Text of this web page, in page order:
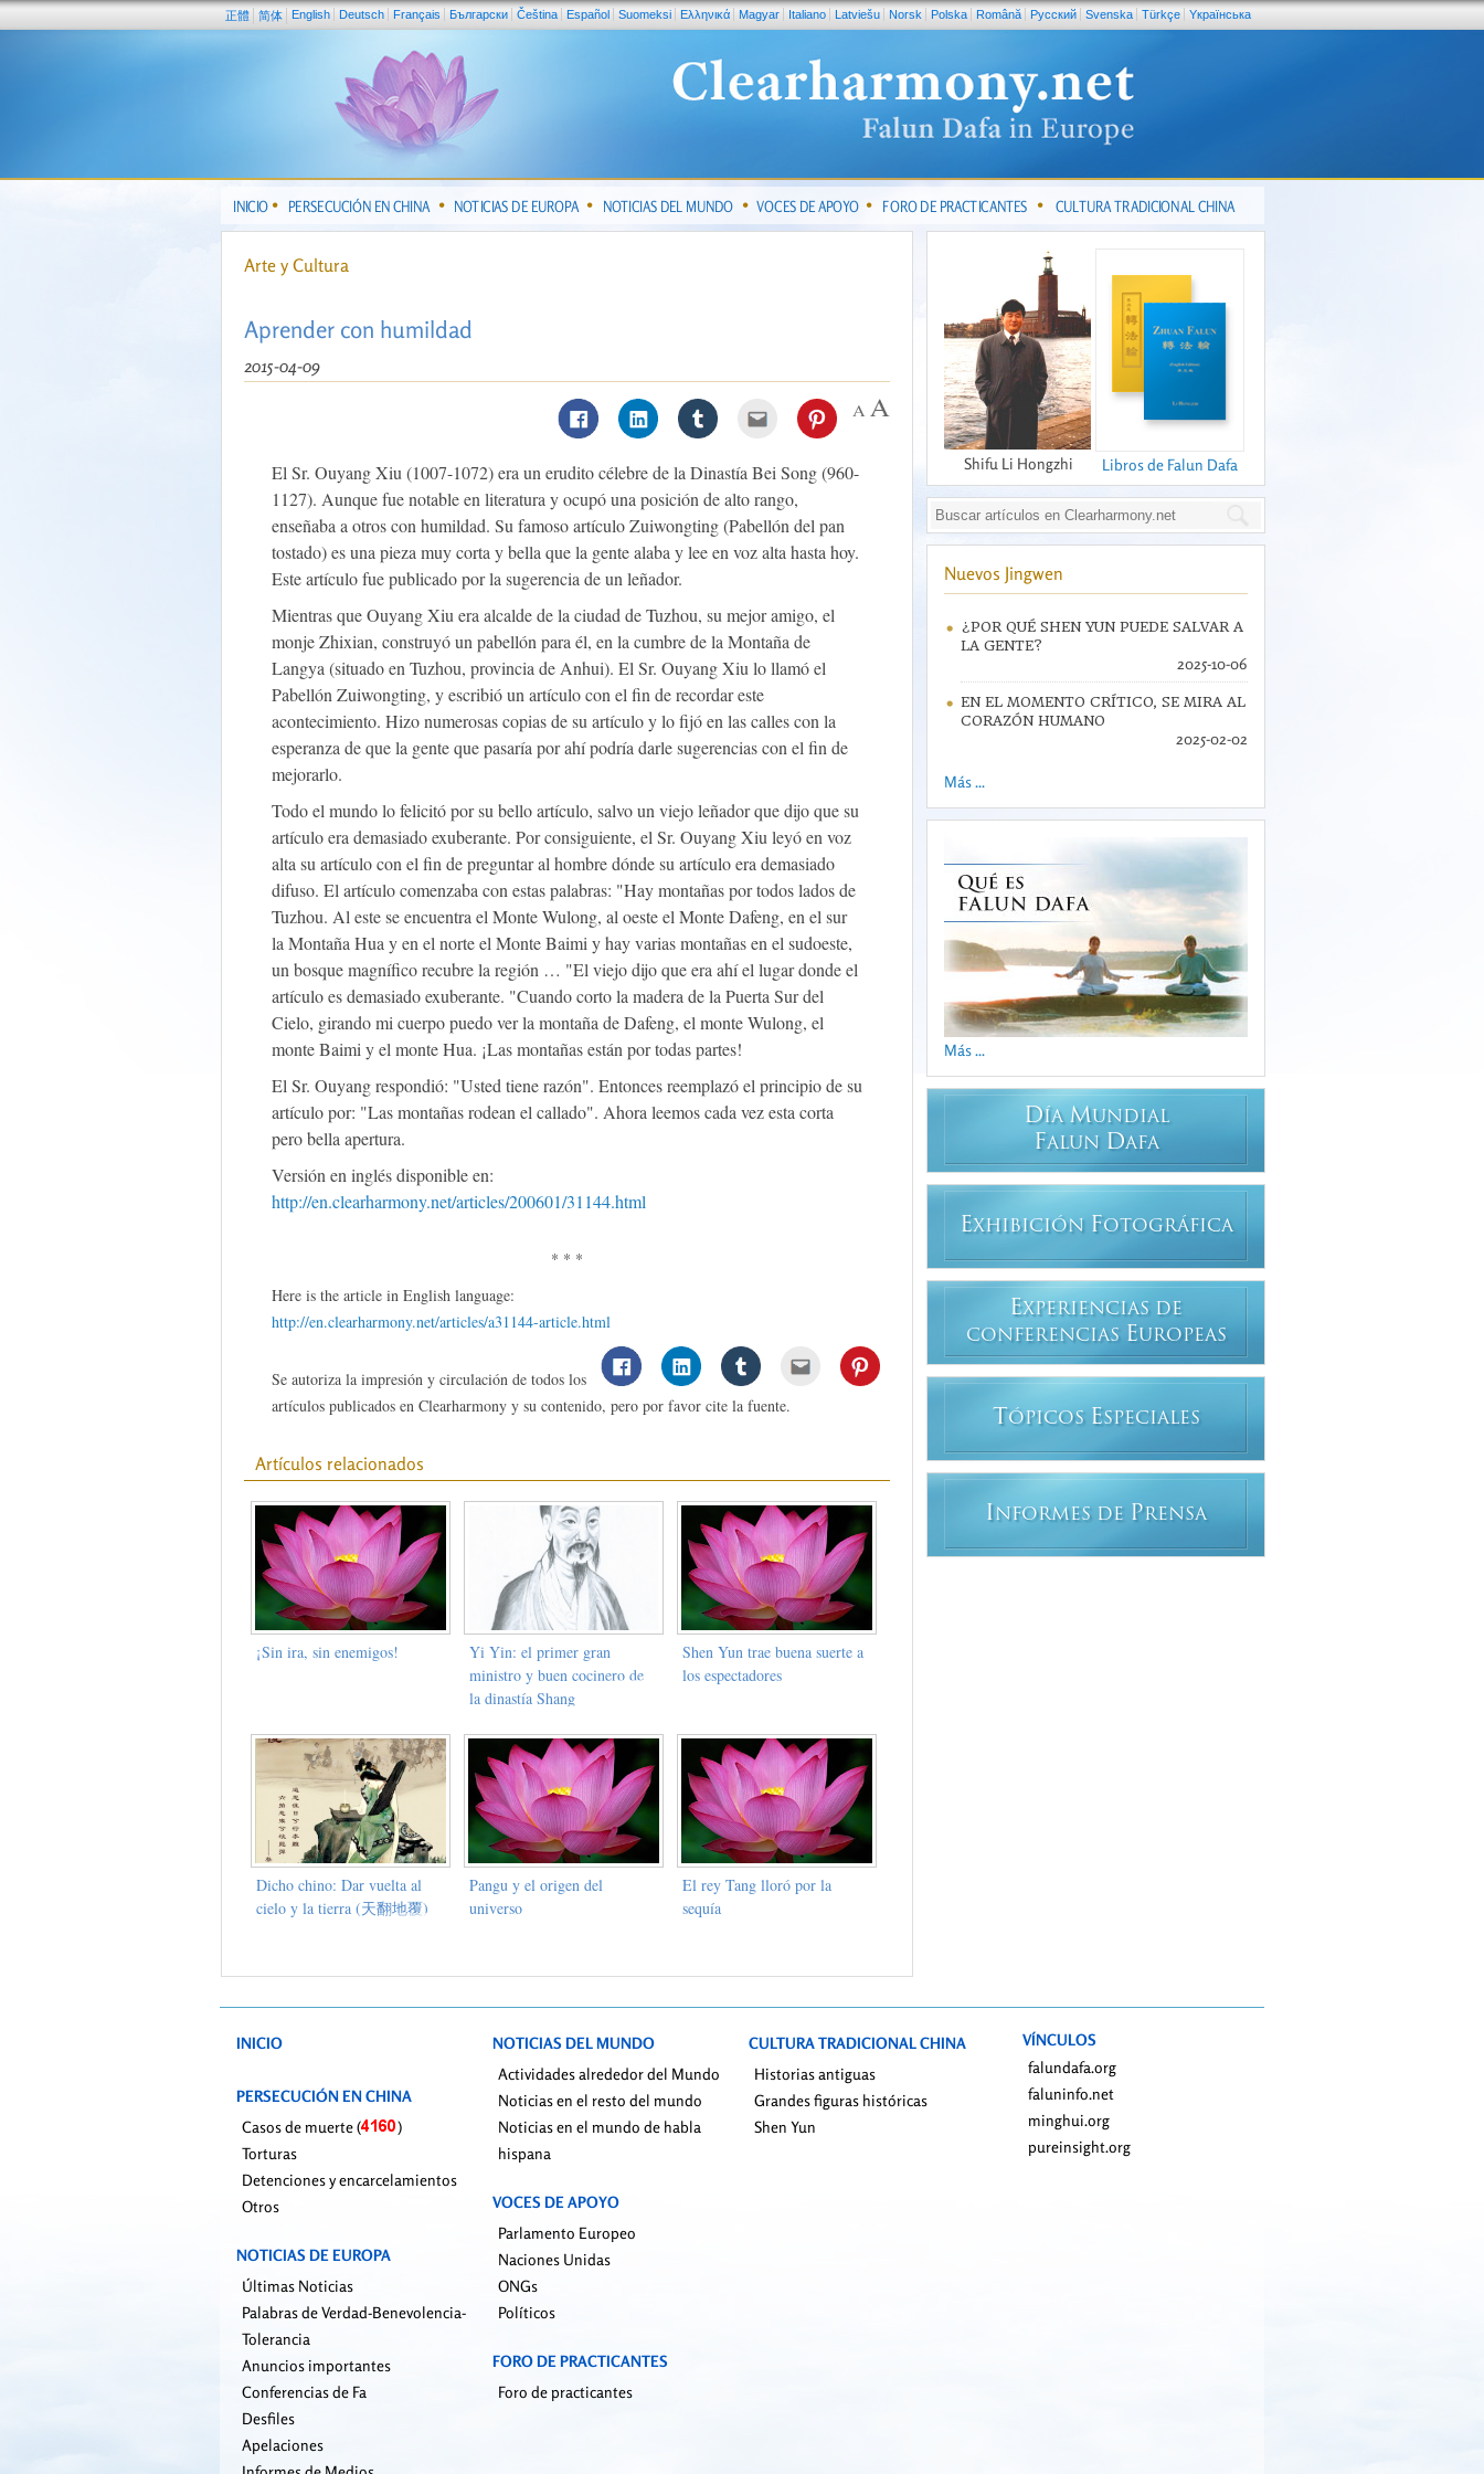
正體 简体 English Deutsch Français Български Čeština Español Suomeksi Ελληνικά Magyar Italiano Latviešu Norsk Polska Română Pусский Svenska Türkçe Yкраїнська
INICIO PERSECUCIÓN EN CHINA NOTICIAS DE EUROPA NOTICIAS DEL MUNDO VOCES DE APOYO FORO DE PRACTICANTES CULTURA TRADICIONAL CHINA
Arte y Cultura
Aprender con humildad
2015-04-09
El Sr. Ouyang Xiu (1007-1072) era un erudito célebre de la Dinastía Bei Song (960-
1127). Aunque fue notable en literatura y ocupó una posición de alto rango,
enseñaba a otros con humildad. Su famoso artículo Zuiwongting (Pabellón del pan
tostado) es una pieza muy corta y bella que la gente alaba y lee en voz alta hasta hoy.
Este artículo fue publicado por la sugerencia de un leñador.
Mientras que Ouyang Xiu era alcalde de la ciudad de Tuzhou, su mejor amigo, el
monje Zhixian, construyó un pabellón para él, en la cumbre de la Montaña de
Langya (situado en Tuzhou, provincia de Anhui). El Sr. Ouyang Xiu lo llamó el
Pabellón Zuiwongting, y escribió un artículo con el fin de recordar este
acontecimiento. Hizo numerosas copias de su artículo y lo fijó en las calles con la
esperanza de que la gente que pasaría por ahí podría darle sugerencias con el fin de
mejorarlo.
Todo el mundo lo felicitó por su bello artículo, salvo un viejo leñador que dijo que su
artículo era demasiado exuberante. Por consiguiente, el Sr. Ouyang Xiu leyó en voz
alta su artículo con el fin de preguntar al hombre dónde su artículo era demasiado
difuso. El artículo comenzaba con estas palabras: "Hay montañas por todos lados de
Tuzhou. Al este se encuentra el Monte Wulong, al oeste el Monte Dafeng, en el sur
la Montaña Hua y en el norte el Monte Baimi y hay varias montañas en el sudoeste,
un bosque magnífico recubre la región … "El viejo dijo que era ahí el lugar donde el
artículo es demasiado exuberante. "Cuando corto la madera de la Puerta Sur del
Cielo, girando mi cuerpo puedo ver la montaña de Dafeng, el monte Wulong, el
monte Baimi y el monte Hua. ¡Las montañas están por todas partes!
El Sr. Ouyang respondió: "Usted tiene razón". Entonces reemplazó el principio de su
artículo por: "Las montañas rodean el callado". Ahora leemos cada vez esta corta
pero bella apertura.
Versión en inglés disponible en:
http://en.clearharmony.net/articles/200601/31144.html
* * *
Here is the article in English language:
http://en.clearharmony.net/articles/a31144-article.html
Se autoriza la impresión y circulación de todos los
artículos publicados en Clearharmony y su contenido, pero por favor cite la fuente.
Artículos relacionados
¡Sin ira, sin enemigos!
Yi Yin: el primer gran
ministro y buen cocinero de
la dinastía Shang
Shen Yun trae buena suerte a
los espectadores
Dicho chino: Dar vuelta al
cielo y la tierra (天翻地覆)
Pangu y el origen del
universo
El rey Tang lloró por la
sequía
Shifu Li Hongzhi Libros de Falun Dafa
Nuevos Jingwen
¿POR QUÉ SHEN YUN PUEDE SALVAR A
LA GENTE?
2025-10-06
EN EL MOMENTO CRÍTICO, SE MIRA AL
CORAZÓN HUMANO
2025-02-02
Más ...
Más ...
DÍA MUNDIAL
FALUN DAFA
EXHIBICIÓN FOTOGRÁFICA
EXPERIENCIAS DE
CONFERENCIAS EUROPEAS
T ÓPICOS ESPECIALES
INFORMES DE PRENSA
INICIO
PERSECUCIÓN EN CHINA
Casos de muerte (
)
Torturas
Detenciones y encarcelamientos
Otros
NOTICIAS DE EUROPA
Últimas Noticias
Palabras de Verdad-Benevolencia-
Tolerancia
Anuncios importantes
Conferencias de Fa
Desfiles
Apelaciones
NOTICIAS DEL MUNDO
Actividades alrededor del Mundo
Noticias en el resto del mundo
Noticias en el mundo de habla
hispana
VOCES DE APOYO
Parlamento Europeo
Naciones Unidas
ONGs
Políticos
FORO DE PRACTICANTES
Foro de practicantes
CULTURA TRADICIONAL CHINA
Historias antiguas
Grandes figuras históricas
Shen Yun
VÍNCULOS
falundafa.org
faluninfo.net
minghui.org
pureinsight.org